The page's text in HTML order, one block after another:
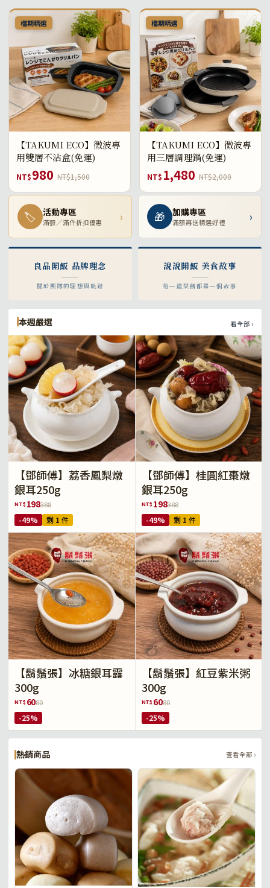
檔期精選
【TAKUMI ECO】微波專
用雙層不沾盒(免運)
NT$980 NT$1,500
檔期精選
【TAKUMI ECO】微波專
用三層調理鍋(免運)
NT$ 1,480 NT$2,000
🏷 活動專區
滿額／滿件折扣優惠 › 🎁 加購專區
滿額再送精選好禮 ›
良品開飯 品牌理念
關於團隊的理想與軌跡
說說開飯 美食故事
每一道菜餚都是一個故事
本週嚴選 看全部 ›
【鄧師傅】荔香鳳梨燉
銀耳250g
NT$ 198388
-49% 剩 1 件
【鄧師傅】桂圓紅棗燉
銀耳250g
NT$ 198388
-49% 剩 1 件
【鬍鬚張】冰糖銀耳露
300g
NT$ 6080
-25%
【鬍鬚張】紅豆紫米粥
300g
NT$ 6080
-25%
熱銷商品 查看全部 ›